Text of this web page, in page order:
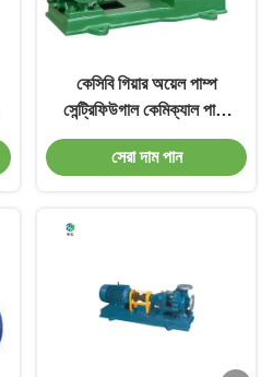
কেসিবি গিয়ার অয়েল পাম্প
সেন্ট্রিফিউগাল কেমিক্যাল পাম্প
উচ্চ চাপ সবুজ
সেরা দাম পান